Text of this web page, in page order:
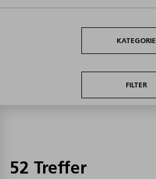
KATEGORIE
FILTER
52 Treffer